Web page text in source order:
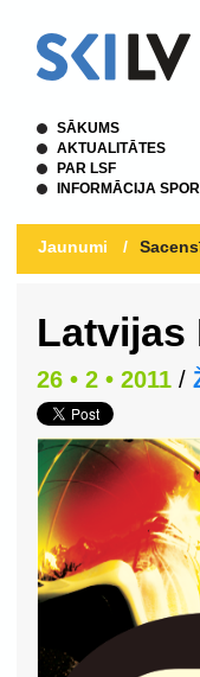
SĀKUMS
AKTUALITĀTES
PAR LSF
INFORMĀCIJA
Jaunumi /
Latvijas
26 • 2 • 2011 /